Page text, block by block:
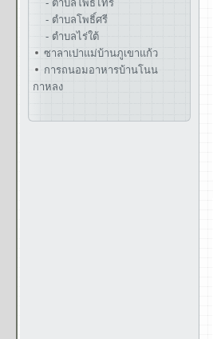
- ตำบลโพธิ์ไทร
- ตำบลโพธิ์ศรี
- ตำบลไร่ใต้
ซาลาเปาแม่บ้านภูเขาแก้ว
การถนอมอาหารบ้านโนน
กาหลง